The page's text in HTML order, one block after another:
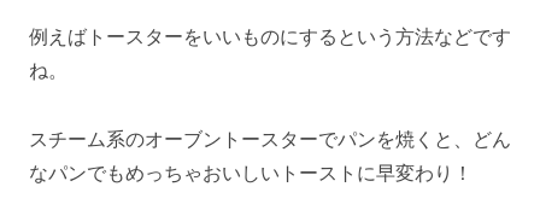
例えばトースターをいいものにするという方法などです
ね。
スチーム系のオーブントースターでパンを焼くと、どん
なパンでもめっちゃおいしいトーストに早変わり！